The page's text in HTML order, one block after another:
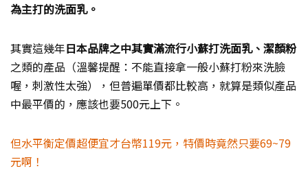
為主打的洗面乳。
其實這幾年日本品牌之中其實滿流行小蘇打洗面乳、潔顏粉
之類的產品（溫馨提醒：不能直接拿一般小蘇打粉來洗臉
喔，刺激性太強），但普遍單價都比較高，就算是類似產品
中最平價的，應該也要500元上下。
但水平衡定價超便宜才台幣119元，特價時竟然只要69~79
元啊！